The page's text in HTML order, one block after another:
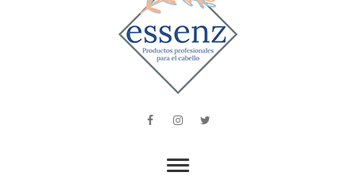
essenz
EL CABELLO
FacebookInstagram